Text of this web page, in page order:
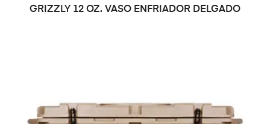
LEER MÁS
GRIZZLY 12 OZ. VASO ENFRIADOR DELGADO